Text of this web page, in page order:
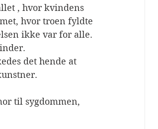
, hvor kvindens
hvor troen fyldte
ikke var for alle.
det hende at
til sygdommen,